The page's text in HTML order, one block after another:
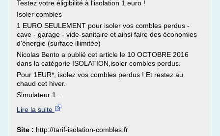
Testez votre éligibilité à l'isolation 1 euro !
Isoler combles
1 EURO SEULEMENT pour isoler vos combles perdus -
cave - garage - vide-sanitaire et ainsi faire des économies
d'énergie (surface illimitée)
Nicolas Bento a publié cet article le 10 OCTOBRE 2016
dans la catégorie ISOLATION,isoler combles perdus.
Pour 1EUR*, isolez vos combles perdus ! Et restez au
chaud cet hiver.
Simulateur 1...
Lire la suite
Site : http://tarif-isolation-combles.fr